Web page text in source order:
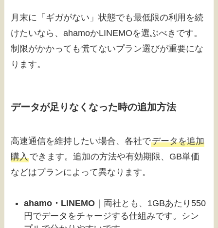
月末に「ギガがない」状態でも最低限の利用を続
けたいなら、ahamoかLINEMOを選ぶべきです。
制限がかかっても慌てないプラン選びが重要にな
ります。
データが足りなくなった時の追加方法
高速通信を維持したい場合、各社でデータを追加
購入できます。追加の方法や有効期限、GB単価
などはプランによって異なります。
ahamo・LINEMO ｜両社とも、1GBあたり550
円でデータをチャージする仕組みです。シン